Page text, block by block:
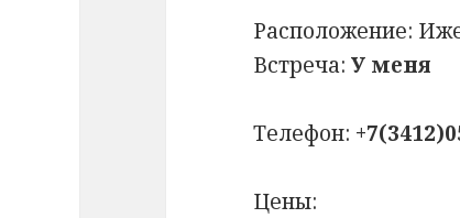
Расположение:
Встреча:У меня
Телефон:
Цены: